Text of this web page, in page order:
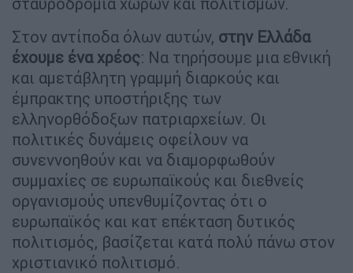
Στον αντίποδα όλων αυτών, στην Ελλάδα
έχουμε ένα χρέος: Να τηρήσουμε μια εθνική
και αμετάβλητη γραμμή διαρκούς και
έμπρακτης υποστήριξης των
ελληνορθόδοξων πατριαρχείων. Οι
πολιτικές δυνάμεις οφείλουν να
συνεννοηθούν και να διαμορφωθούν
συμμαχίες σε ευρωπαϊκούς και διεθνείς
οργανισμούς υπενθυμίζοντας ότι ο
ευρωπαϊκός και κατ επέκταση δυτικός
πολιτισμός, βασίζεται κατά πολύ πάνω στον
χριστιανικό πολιτισμό.